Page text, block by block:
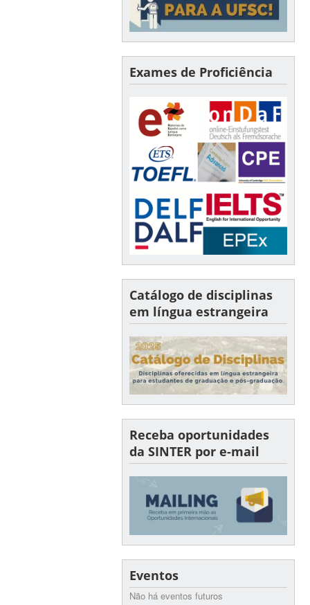
Exames de Proficiência
Catálogo de disciplinas
em língua estrangeira
Receba oportunidades
da SINTER por e-mail
Eventos
Não há eventos futuros